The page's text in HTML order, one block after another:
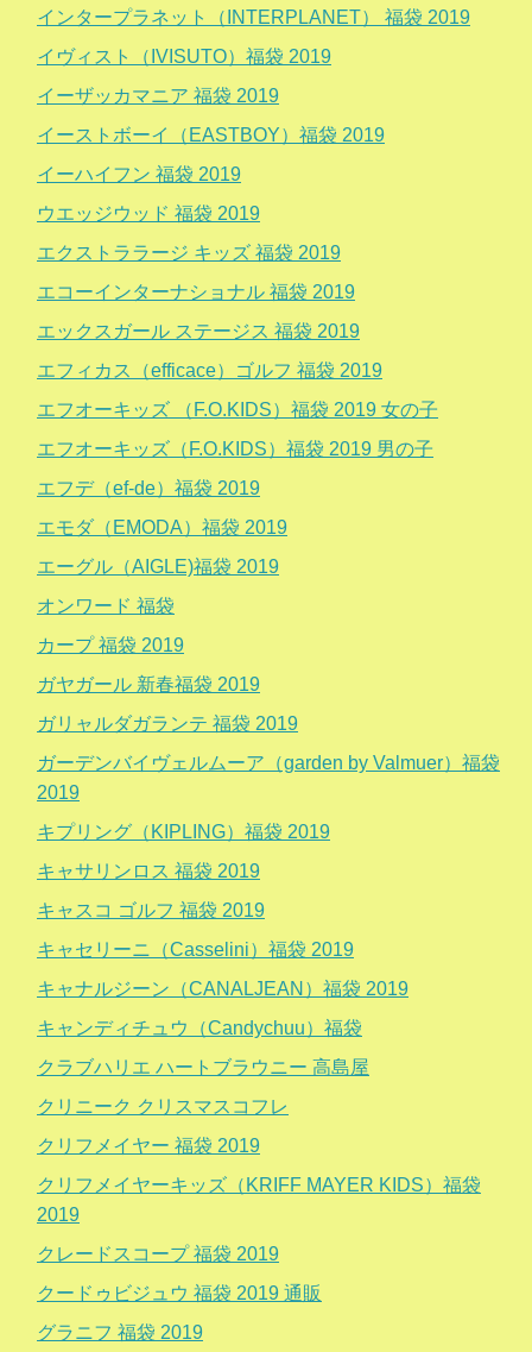
インタープラネット（INTERPLANET） 福袋 2019
イヴィスト（IVISUTO）福袋 2019
イーザッカマニア 福袋 2019
イーストボーイ（EASTBOY）福袋 2019
イーハイフン 福袋 2019
ウエッジウッド 福袋 2019
エクストララージ キッズ 福袋 2019
エコーインターナショナル 福袋 2019
エックスガール ステージス 福袋 2019
エフィカス（efficace）ゴルフ 福袋 2019
エフオーキッズ （F.O.KIDS）福袋 2019 女の子
エフオーキッズ（F.O.KIDS）福袋 2019 男の子
エフデ（ef-de）福袋 2019
エモダ（EMODA）福袋 2019
エーグル（AIGLE)福袋 2019
オンワード 福袋
カープ 福袋 2019
ガヤガール 新春福袋 2019
ガリャルダガランテ 福袋 2019
ガーデンバイヴェルムーア（garden by Valmuer）福袋
2019
キプリング（KIPLING）福袋 2019
キャサリンロス 福袋 2019
キャスコ ゴルフ 福袋 2019
キャセリーニ（Casselini）福袋 2019
キャナルジーン（CANALJEAN）福袋 2019
キャンディチュウ（Candychuu）福袋
クラブハリエ ハートブラウニー 高島屋
クリニーク クリスマスコフレ
クリフメイヤー 福袋 2019
クリフメイヤーキッズ（KRIFF MAYER KIDS）福袋
2019
クレードスコープ 福袋 2019
クードゥビジュウ 福袋 2019 通販
グラニフ 福袋 2019